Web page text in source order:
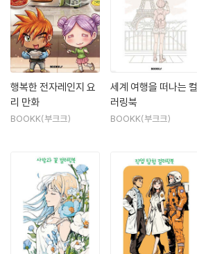
행복한 전자레인지 요
리 만화
BOOKK(부크크)
세계 여행을 떠나는 컬
러링북
BOOKK(부크크)